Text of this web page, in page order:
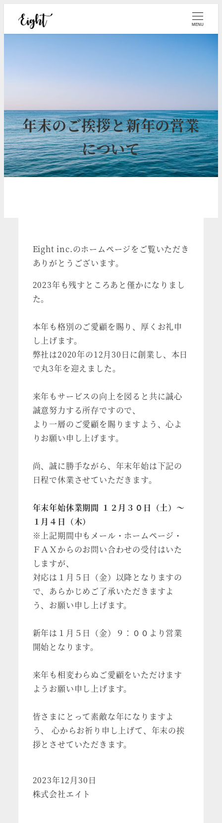
ツ
へ
移
動
MENU
年末のご挨拶と新年の営業
について
Eight inc.のホームページをご覧いただき
ありがとうございます。
2023年も残すところあと僅かになりまし
た。
本年も格別のご愛顧を賜り、厚くお礼申
し上げます。
弊社は2020年の12月30日に創業し、本日
で丸3年を迎えました。
来年もサービスの向上を図ると共に誠心
誠意努力する所存ですので、
より一層のご愛顧を賜りますよう、心よ
りお願い申し上げます。
尚、誠に勝手ながら、年末年始は下記の
日程で休業させていただきます。
年末年始休業期間 １２月３０日（土）～
１月４日（木）
※上記期間中もメール・ホームページ・
ＦＡＸからのお問い合わせの受付はいた
しますが、
対応は１月５日（金）以降となりますの
で、あらかじめご了承いただきますよ
う、お願い申し上げます。
新年は１月５日（金）９：００より営業
開始となります。
来年も相変わらぬご愛顧をいただけます
ようお願い申し上げます。
皆さまにとって素敵な年になりますよ
う、 心からお祈り申し上げて、年末の挨
拶とさせていただきます。
2023年12月30日
株式会社エイト